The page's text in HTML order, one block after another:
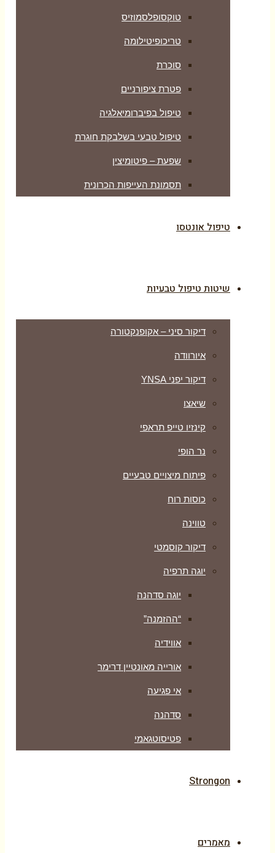
טוקסופלסמוזיס
טריכופיטילומה
סוכרת
פטרת ציפורניים
טיפול בפיברומיאלגיה
טיפול טבעי בשלבקת חוגרת
שפעת – פיטומיצין
תסמונת העייפות הכרונית
טיפול אונטסו
שיטות טיפול טבעיות
דיקור סיני – אקופנקטורה
איורוודה
דיקור יפני YNSA
שיאצו
קינזיו טייפ תראפי
נר הופי
פיתוח מיצויים טבעיים
כוסות רוח
טווינה
דיקור קוסמטי
יוגה תרפיה
יוגה סדהנה
“ההזמנה”
אווידיה
אורייה מאונטיין דרימר
אי פגיעה
סדהנה
פטיסוטגאמי
Strongon
מאמרים